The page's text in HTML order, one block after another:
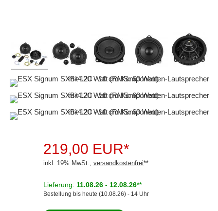
ESX
Focal
Ground Zero
Helix
219,00 EUR*
inkl. 19% MwSt., versandkostenfrei**
Lieferung: 11.08.26 - 12.08.26**
Bestellung bis heute (10.08.26) - 14 Uhr